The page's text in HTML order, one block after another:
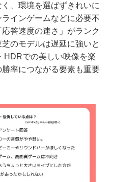
、環境を選ばずきれいに
インゲームなどに必要不
答速度の速さ」がランク
のモデルは遅延に強いと
HDRでの美しい映像を楽
率につながる要素も重要